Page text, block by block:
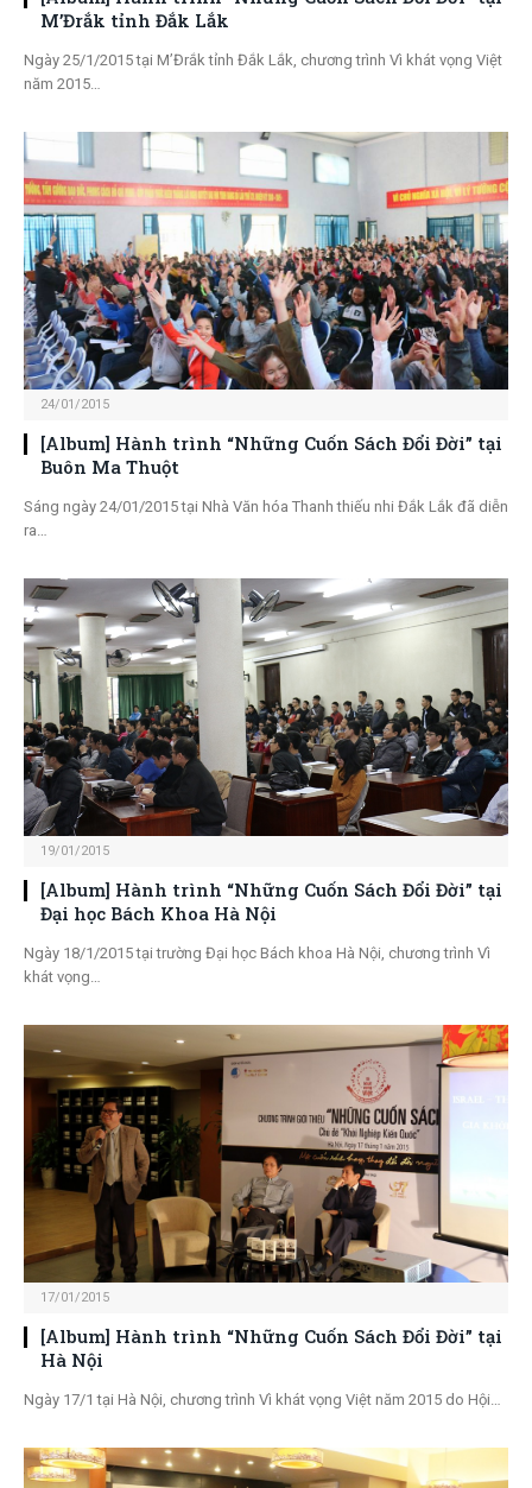
M’Đrắk tỉnh Đắk Lắk
Ngày 25/1/2015 tại M’Đrắk tỉnh Đắk Lắk, chương trình Vì khát vọng Việt
năm 2015…
24/01/2015
[Album] Hành trình “Những Cuốn Sách Đổi Đời” tại
Buôn Ma Thuột
Sáng ngày 24/01/2015 tại Nhà Văn hóa Thanh thiếu nhi Đắk Lắk đã diễn
ra…
19/01/2015
[Album] Hành trình “Những Cuốn Sách Đổi Đời” tại
Đại học Bách Khoa Hà Nội
Ngày 18/1/2015 tại trường Đại học Bách khoa Hà Nội, chương trình Vì
khát vọng…
17/01/2015
[Album] Hành trình “Những Cuốn Sách Đổi Đời” tại
Hà Nội
Ngày 17/1 tại Hà Nội, chương trình Vì khát vọng Việt năm 2015 do Hội…